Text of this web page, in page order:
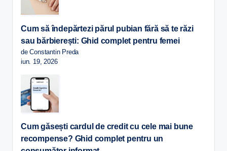
Cum să îndepărtezi părul pubian fără să te răzi
sau bărbierești: Ghid complet pentru femei
de Constantin Preda
iun. 19, 2026
Cum găsești cardul de credit cu cele mai bune
recompense? Ghid complet pentru un